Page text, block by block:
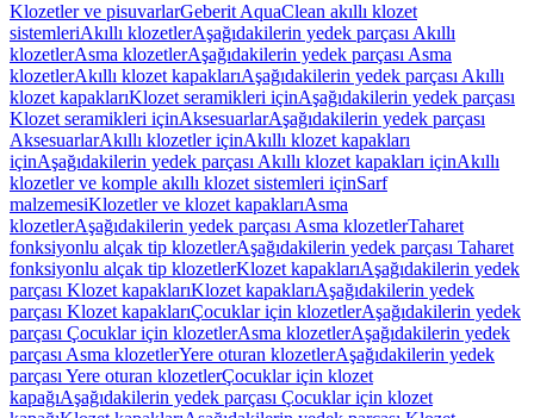
Klozetler ve pisuvarlarGeberit AquaClean akıllı klozet
sistemleriAkıllı klozetlerAşağıdakilerin yedek parçası Akıllı
klozetlerAsma klozetlerAşağıdakilerin yedek parçası Asma
klozetlerAkıllı klozet kapaklarıAşağıdakilerin yedek parçası Akıllı
klozet kapaklarıKlozet seramikleri içinAşağıdakilerin yedek parçası
Klozet seramikleri içinAksesuarlarAşağıdakilerin yedek parçası
AksesuarlarAkıllı klozetler içinAkıllı klozet kapakları
içinAşağıdakilerin yedek parçası Akıllı klozet kapakları içinAkıllı
klozetler ve komple akıllı klozet sistemleri içinSarf
malzemesiKlozetler ve klozet kapaklarıAsma
klozetlerAşağıdakilerin yedek parçası Asma klozetlerTaharet
fonksiyonlu alçak tip klozetlerAşağıdakilerin yedek parçası Taharet
fonksiyonlu alçak tip klozetlerKlozet kapaklarıAşağıdakilerin yedek
parçası Klozet kapaklarıKlozet kapaklarıAşağıdakilerin yedek
parçası Klozet kapaklarıÇocuklar için klozetlerAşağıdakilerin yedek
parçası Çocuklar için klozetlerAsma klozetlerAşağıdakilerin yedek
parçası Asma klozetlerYere oturan klozetlerAşağıdakilerin yedek
parçası Yere oturan klozetlerÇocuklar için klozet
kapağıAşağıdakilerin yedek parçası Çocuklar için klozet